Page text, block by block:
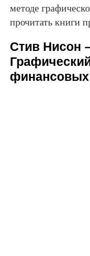
методе
прочитать книги
Стив Нисон